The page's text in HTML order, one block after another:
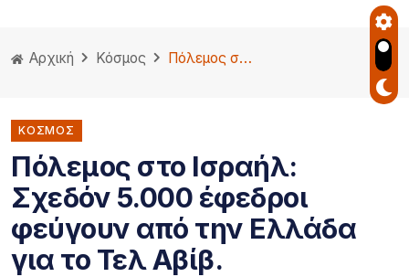
Αρχική Κόσμος Πόλεμος στο Ισραήλ: Σχεδόν 5.000 έφεδροι φεύγουν από την Ελλάδα για το Τελ Αβίβ.
ΚΌΣΜΟΣ
Πόλεμος στο Ισραήλ:
Σχεδόν 5.000 έφεδροι
φεύγουν από την Ελλάδα
για το Τελ Αβίβ.